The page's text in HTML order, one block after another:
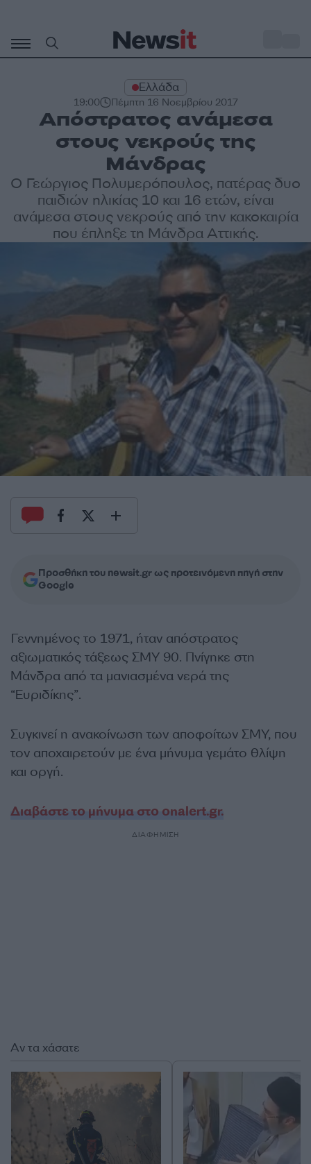
περιεχόμενο
Ελλάδα
19:00 Πέμπτη 16 Νοεμβρίου 2017
Απόστρατος ανάμεσα
στους νεκρούς της
Μάνδρας
Ο Γεώργιος Πολυμερόπουλος, πατέρας δυο
παιδιών ηλικίας 10 και 16 ετών, είναι
ανάμεσα στους νεκρούς από την κακοκαιρία
που έπληξε τη Μάνδρα Αττικής.
Προσθήκη του newsit.gr ως προτεινόμενη πηγή στην
Google
Γεννημένος το 1971, ήταν απόστρατος
αξιωματικός τάξεως ΣΜΥ 90. Πνίγηκε στη
Μάνδρα από τα μανιασμένα νερά της
“Ευριδίκης”.
Συγκινεί η ανακοίνωση των αποφοίτων ΣΜΥ, που
τον αποχαιρετούν με ένα μήνυμα γεμάτο θλίψη
και οργή.
Διαβάστε το μήνυμα στο onalert.gr.
ΔΙΑΦΗΜΙΣΗ
Αν τα χάσατε